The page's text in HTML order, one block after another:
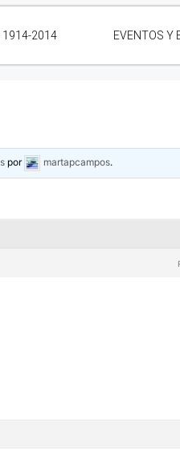
1914-2014 EVENTOS Y
por martapcampos.